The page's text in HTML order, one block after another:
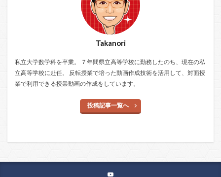
Takanori
私立大学数学科を卒業。 ７年間県立高等学校に勤務したのち、現在の私
立高等学校に赴任。 反転授業で培った動画作成技術を活用して、対面授
業で利用できる授業動画の作成をしています。
投稿記事一覧へ